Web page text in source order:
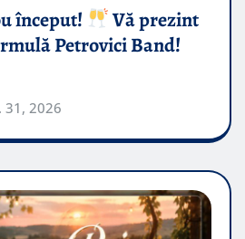
început!
Vă prezint
Petrovici Band!
31, 2026